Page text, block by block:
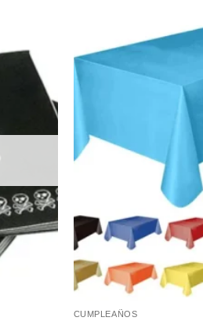
Añadir
lista de
CUMPLEAÑOS